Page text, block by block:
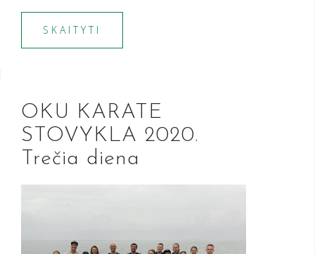
SKAITYTI
OKU KARATE
STOVYKLA 2020.
Trečia diena